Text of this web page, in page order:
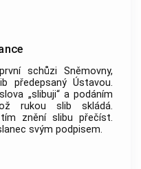
schůzi Sněmovny,
předepsaný Ústavou.
„slibuji“ a podáním
rukou slib skládá.
znění slibu přečíst.
svým podpisem.